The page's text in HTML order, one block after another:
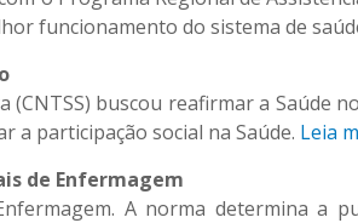
funcionamento do sistema de
buscou reafirmar a Saúde
a participação social na Saúde. Leia
de Enfermagem
A norma determina a